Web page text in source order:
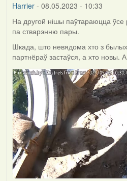
Harrier- 08.05.2023 - 10:33
На другой нішы паўтараюцца ўсе
па стварэнню пары.
Шкада, што невядома хто з былых
партнёраў застаўся, а хто новы.